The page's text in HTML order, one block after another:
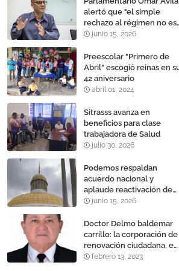
alertó que "el simple
rechazo al régimen no es
suficiente para lograr un
efectivo"
junio 15, 2026
Preescolar "Primero de
Abril" escogió reinas en su
42 aniversario
abril 01, 2024
Sitrasss avanza en
beneficios para clase
trabajadora de Salud
julio 30, 2026
Podemos respaldan
acuerdo nacional y
aplaude reactivación de
Tocoma con la
megavatios al sistema
eléctrico nacional
junio 15, 2026
Doctor Delmo baldemar
carrillo: la corporación de
renovación ciudadana, es
un banco mundial de
febrero 13, 2023